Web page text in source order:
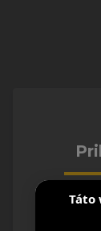
E-
Táto